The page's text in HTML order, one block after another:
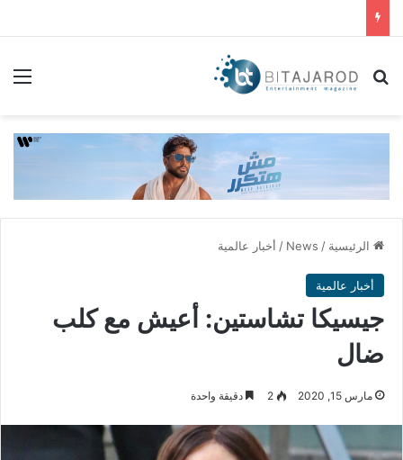
بحث عن
الرئيسية /
News
/ أخبار عالمية
أخبار عالمية
جيسيكا تشاستين: أعيش مع كلب
ضال
مارس 15, 2020 2 دقيقة واحدة